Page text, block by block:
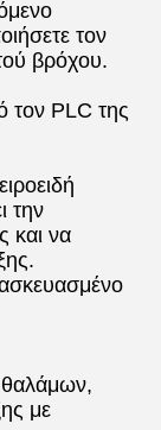
τον
βρόχου.
τον PLC της
την
και να
θαλάμων,
με